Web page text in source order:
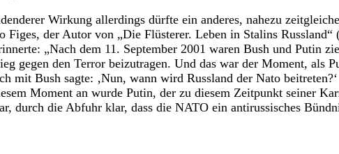
Wirkung allerdings dürfte ein anderes, nahezu
Figes, der Autor von „Die Flüsterer. Leben in Stalins Russland“
„Nach dem 11. September 2001 waren Bush und Putin
gegen den Terror beizutragen. Und das war der Moment, als
mit Bush sagte: ‚Nun, wann wird Russland der Nato
Moment an wurde Putin, der zu diesem Zeitpunkt seiner
durch die Abfuhr klar, dass die NATO ein antirussisches